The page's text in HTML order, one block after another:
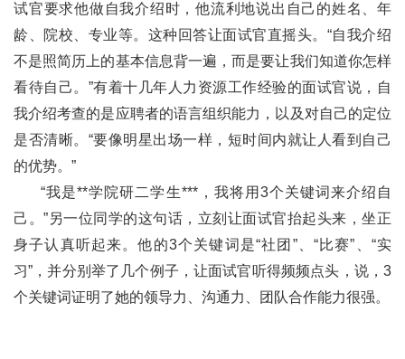
试官要求他做自我介绍时，他流利地说出自己的姓名、年
龄、院校、专业等。这种回答让面试官直摇头。“自我介绍
不是照简历上的基本信息背一遍，而是要让我们知道你怎样
看待自己。”有着十几年人力资源工作经验的面试官说，自
我介绍考查的是应聘者的语言组织能力，以及对自己的定位
是否清晰。“要像明星出场一样，短时间内就让人看到自己
的优势。”
“我是**学院研二学生***，我将用3个关键词来介绍自
己。”另一位同学的这句话，立刻让面试官抬起头来，坐正
身子认真听起来。他的3个关键词是“社团”、“比赛”、“实
习”，并分别举了几个例子，让面试官听得频频点头，说，3
个关键词证明了她的领导力、沟通力、团队合作能力很强。